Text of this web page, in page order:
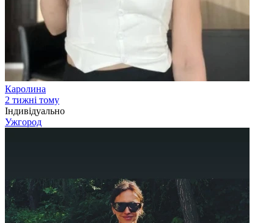
Каролина
2 тижні тому
Індивідуально
Ужгород